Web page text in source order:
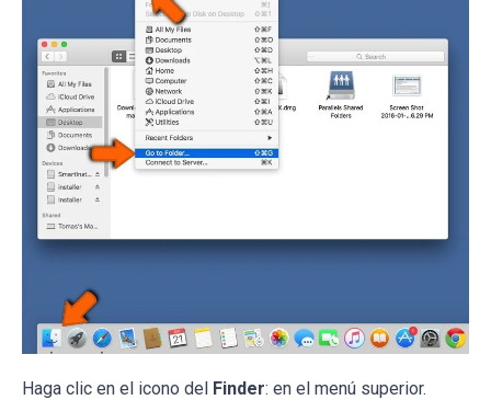
Haga clic en el icono del Finder: en el menú superior.